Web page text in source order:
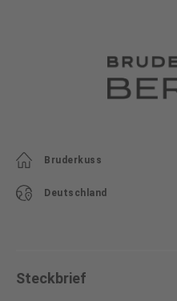
Bruderkuss
Deutschland
Steckbrief